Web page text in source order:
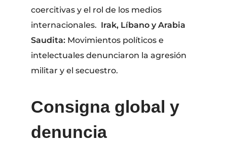
coercitivas y el rol de los medios
internacionales. Irak, Líbano y Arabia
Saudita: Movimientos políticos e
intelectuales denunciaron la agresión
militar y el secuestro.
Consigna global y
denuncia